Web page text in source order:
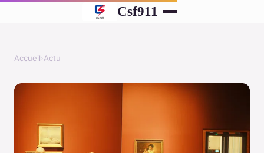
Csf911
Accueil›Actu